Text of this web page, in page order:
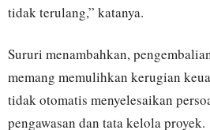
tidak terulang,” katanya.
Sururi menambahkan,
memang memulihkan kerugian
tidak otomatis menyelesaikan
pengawasan dan tata kelola proyek.